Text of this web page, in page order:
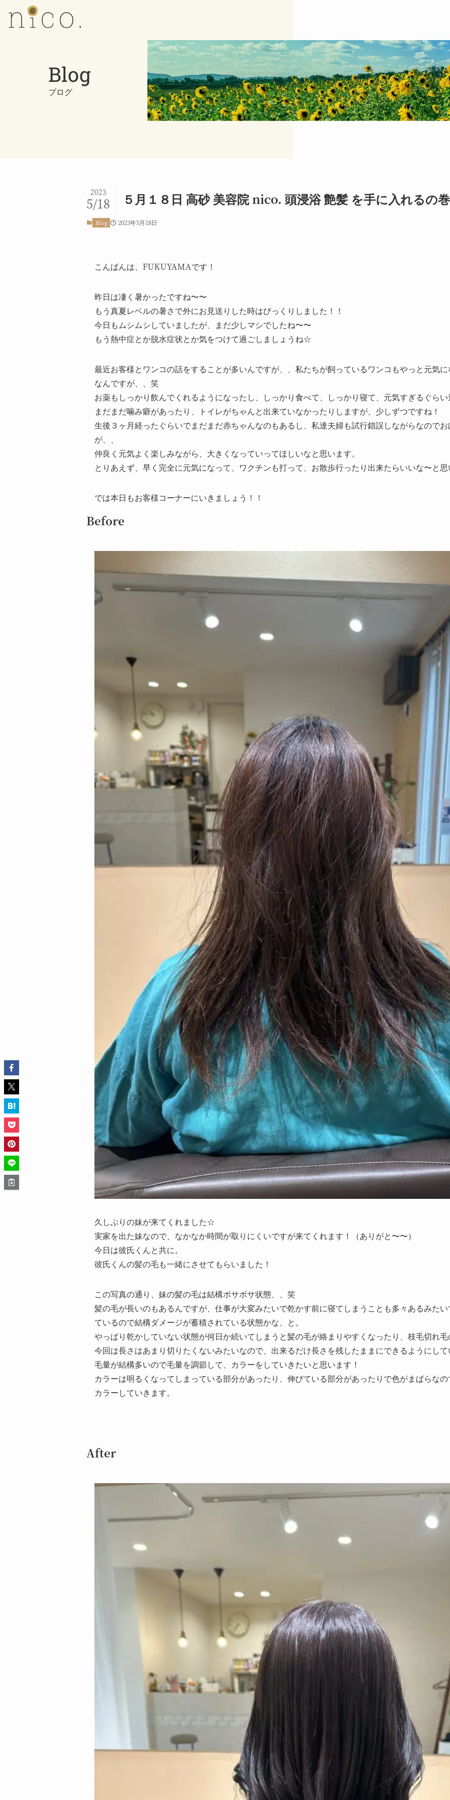
Blog
ブログ
５月１８日 高砂 美容院 nico. 頭浸浴 艶髪 を手に入れるの巻
2023
5/18
Blog 2023年5月18日
こんばんは、FUKUYAMAです！
昨日は凄く暑かったですね〜〜
もう真夏レベルの暑さで外にお見送りした時はびっくりしました！！
今日もムシムシしていましたが、まだ少しマシでしたね〜〜
もう熱中症とか脱水症状とか気をつけて過ごしましょうね☆
最近お客様とワンコの話をすることが多いんですが、、私たちが飼っているワンコもやっと元気
なんですが、、笑
お薬もしっかり飲んでくれるようになったし、しっかり食べて、しっかり寝て、元気すぎるぐら
まだまだ噛み癖があったり、トイレがちゃんと出来ていなかったりしますが、少しずつですね！
生後３ヶ月経ったぐらいでまだまだ赤ちゃんなのもあるし、私達夫婦も試行錯誤しながらなので
が、、
仲良く元気よく楽しみながら、大きくなっていってほしいなと思います。
とりあえず、早く完全に元気になって、ワクチンも打って、お散歩行ったり出来たらいいな〜と
では本日もお客様コーナーにいきましょう！！
Before
久しぶりの妹が来てくれました☆
実家を出た妹なので、なかなか時間が取りにくいですが来てくれます！（ありがと〜〜）
今日は彼氏くんと共に。
彼氏くんの髪の毛も一緒にさせてもらいました！
この写真の通り、妹の髪の毛は結構ボサボサ状態、、笑
髪の毛が長いのもあるんですが、仕事が大変みたいで乾かす前に寝てしまうことも多々あるみた
ているので結構ダメージが蓄積されている状態かな、と。
やっぱり乾かしていない状態が何日か続いてしまうと髪の毛が絡まりやすくなったり、枝毛切れ
今回は長さはあまり切りたくないみたいなので、出来るだけ長さを残したままにできるようにし
毛量が結構多いので毛量を調節して、カラーをしていきたいと思います！
カラーは明るくなってしまっている部分があったり、伸びている部分があったりで色がまばらな
カラーしていきます。
After